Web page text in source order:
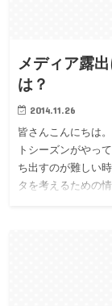
メディア露
は？
2014.11.26
皆さんこんにちは
トシーズンがやっ
ち出すのが難しい
タを考えるための